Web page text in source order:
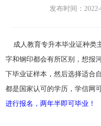
发布时间：
成人教育专升本毕业证种类
字和钢印都会有所区别，想报
下毕业证样本，然后选择适合
都是国家认可的学历，学信网
进行报名，两年半即可毕业！